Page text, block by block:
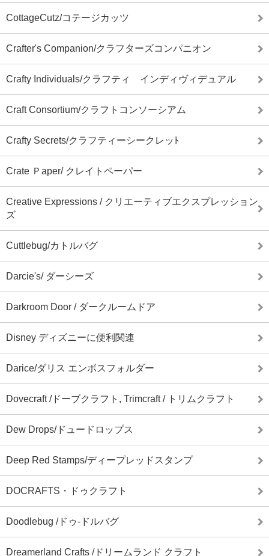
CottageCutz/コテージカッツ
Crafter's Companion/クラフターズコンパニオン
Crafty Individuals/クラフティ インディヴィデュアル
Craft Consortium/クラフトコンソーシアム
Crafty Secrets/クラフティーシークレッﾄ
Crate Ｐaper/ クレイトペーパー
Creative Expressions / クリエーティブエクスプレッション
ズ
Cuttlebug/カトルバグ
Darcie's/ ダーシーズ
Darkroom Door / ダークルームドア
Disney ディズニーに便利関連
Darice/ダリス エンボスフォルダー
Dovecraft /ドーブクラフト, Trimcraft / トリムクラフト
Dew Drops/ドュードロップス
Deep Red Stamps/ディープレッドスタンプ
DOCRAFTS・ドゥクラフト
Doodlebug /ドゥ-ドルバグ
Dreamerland Crafts /ドリームランド クラフト